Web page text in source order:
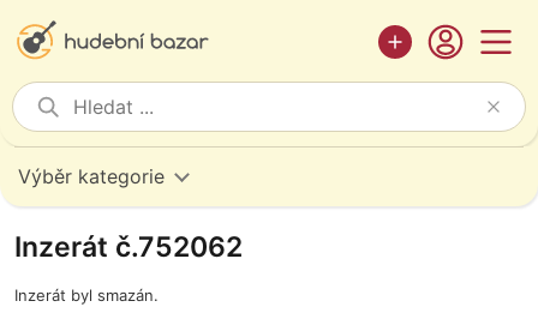
Výběr kategorie
Inzerát č.752062
Inzerát byl smazán.